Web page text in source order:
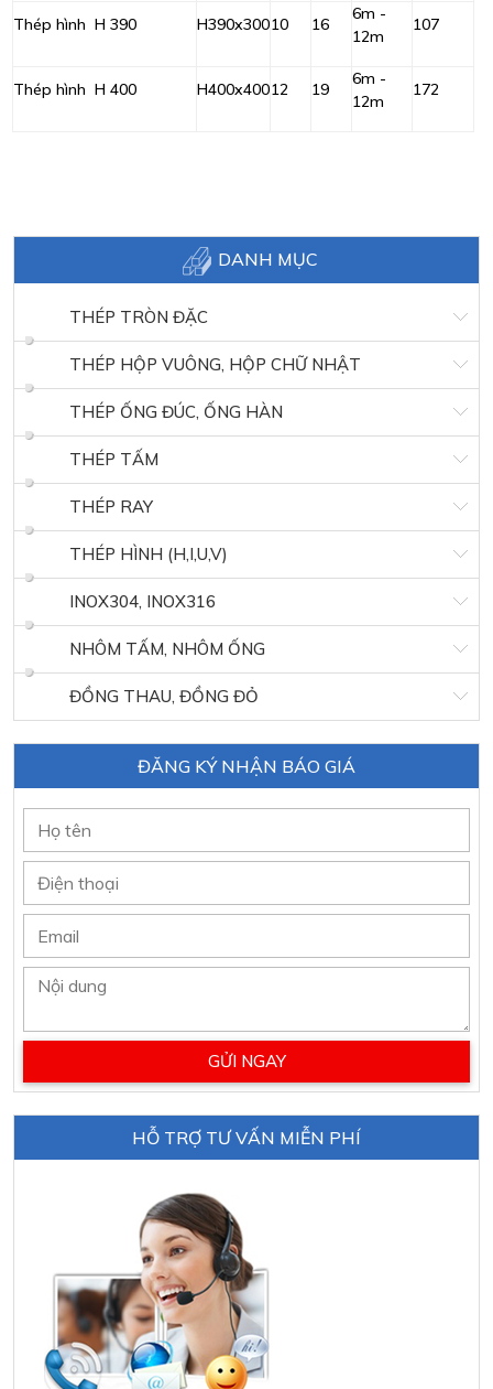
Thép hình H 390 H390x30010 16
6m -
12m
107
Thép hình H 400 H400x40012 19
6m -
12m
172
DANH MỤC
THÉP TRÒN ĐẶC
THÉP HỘP VUÔNG, HỘP CHỮ NHẬT
THÉP ỐNG ĐÚC, ỐNG HÀN
THÉP TẤM
THÉP RAY
THÉP HÌNH (H,I,U,V)
INOX304, INOX316
NHÔM TẤM, NHÔM ỐNG
ĐỒNG THAU, ĐỒNG ĐỎ
ĐĂNG KÝ NHẬN BÁO GIÁ
HỖ TRỢ TƯ VẤN MIỄN PHÍ